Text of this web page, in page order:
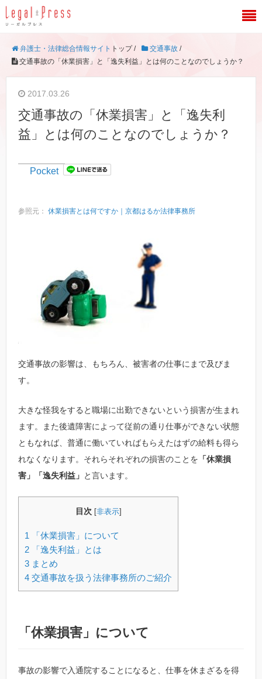
弁護士・法律総合情報サイト トップ / 交通事故 /
交通事故の「休業損害」と「逸失利益」とは何のことなのでしょうか？
2017.03.26
交通事故の「休業損害」と「逸失利
益」とは何のことなのでしょうか？
Pocket
参照元： 休業損害とは何ですか｜京都はるか法律事務所
交通事故の影響は、もちろん、被害者の仕事にまで及びま
す。
大きな怪我をすると職場に出勤できないという損害が生まれ
ます。また後遺障害によって従前の通り仕事ができない状態
ともなれば、普通に働いていればもらえたはずの給料も得ら
れなくなります。それらそれぞれの損害のことを 「休業損
害」「逸失利益」 と言います。
目次 非表示]
1 「休業損害」について
2 「逸失利益」とは
3 まとめ
4 交通事故を扱う法律事務所のご紹介
「休業損害」について
事故の影響で入通院することになると、仕事を休まざるを得